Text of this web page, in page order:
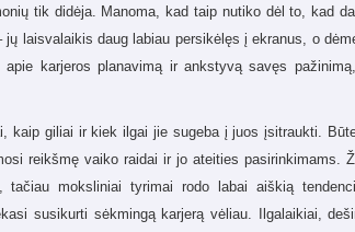
tik didėja. Manoma, kad taip nutiko dėl to, kad
laisvalaikis daug labiau persikėlęs į ekranus, o
karjeros planavimą ir ankstyvą savęs
kaip giliai ir kiek ilgai jie sugeba į juos įsitraukti.
reikšmę vaiko raidai ir jo ateities pasirinkimams.
tačiau moksliniai tyrimai rodo labai aiškią
susikurti sėkmingą karjerą vėliau. Ilgalaikiai,